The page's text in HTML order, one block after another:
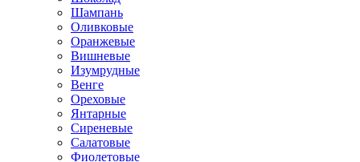
Шампань
Оливковые
Оранжевые
Вишневые
Изумрудные
Венге
Ореховые
Янтарные
Сиреневые
Салатовые
Фиолетовые